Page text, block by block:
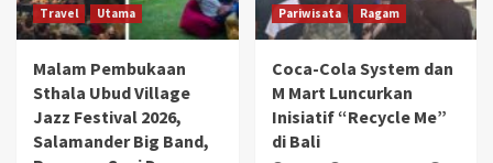
Travel
Utama
Malam Pembukaan
Sthala Ubud Village
Jazz Festival 2026,
Salamander Big Band,
Pariwisata
Ragam
Coca-Cola System dan
M Mart Luncurkan
Inisiatif “Recycle Me”
di Bali